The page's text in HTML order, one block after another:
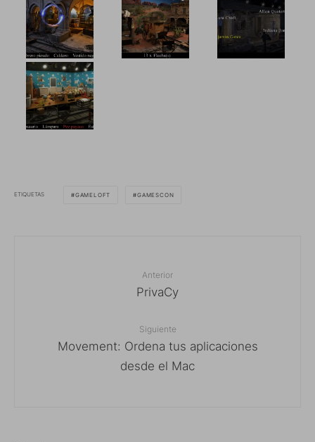
ETIQUETAS GAMELOFT GAMESCON
Anterior
PrivaCy
Siguiente
Movement: Ordena tus aplicaciones
desde el Mac